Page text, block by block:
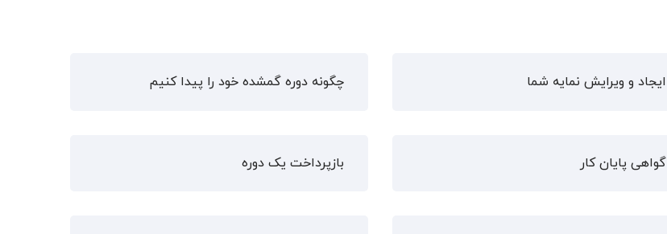
ایجاد و ویرایش نمایه شما چگونه دوره گمشده خود را پیدا کنیم
گواهی پایان کار بازپرداخت یک دوره